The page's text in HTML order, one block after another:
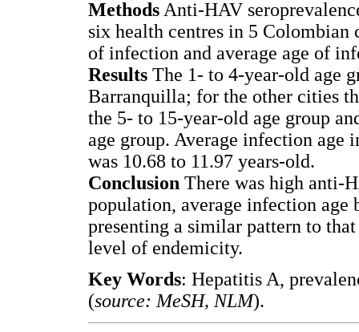
Methods Anti-HAV
six health centres in 5 Colombian
of infection and average age of
Results The 1- to 4-year-old age
Barranquilla; for the other cities
the 5- to 15-year-old age group
age group. Average infection age
was 10.68 to 11.97 years-old.
Conclusion There was high anti-
population, average infection age
presenting a similar pattern to
level of endemicity.
Key Words: Hepatitis A,
(source: MeSH, NLM).